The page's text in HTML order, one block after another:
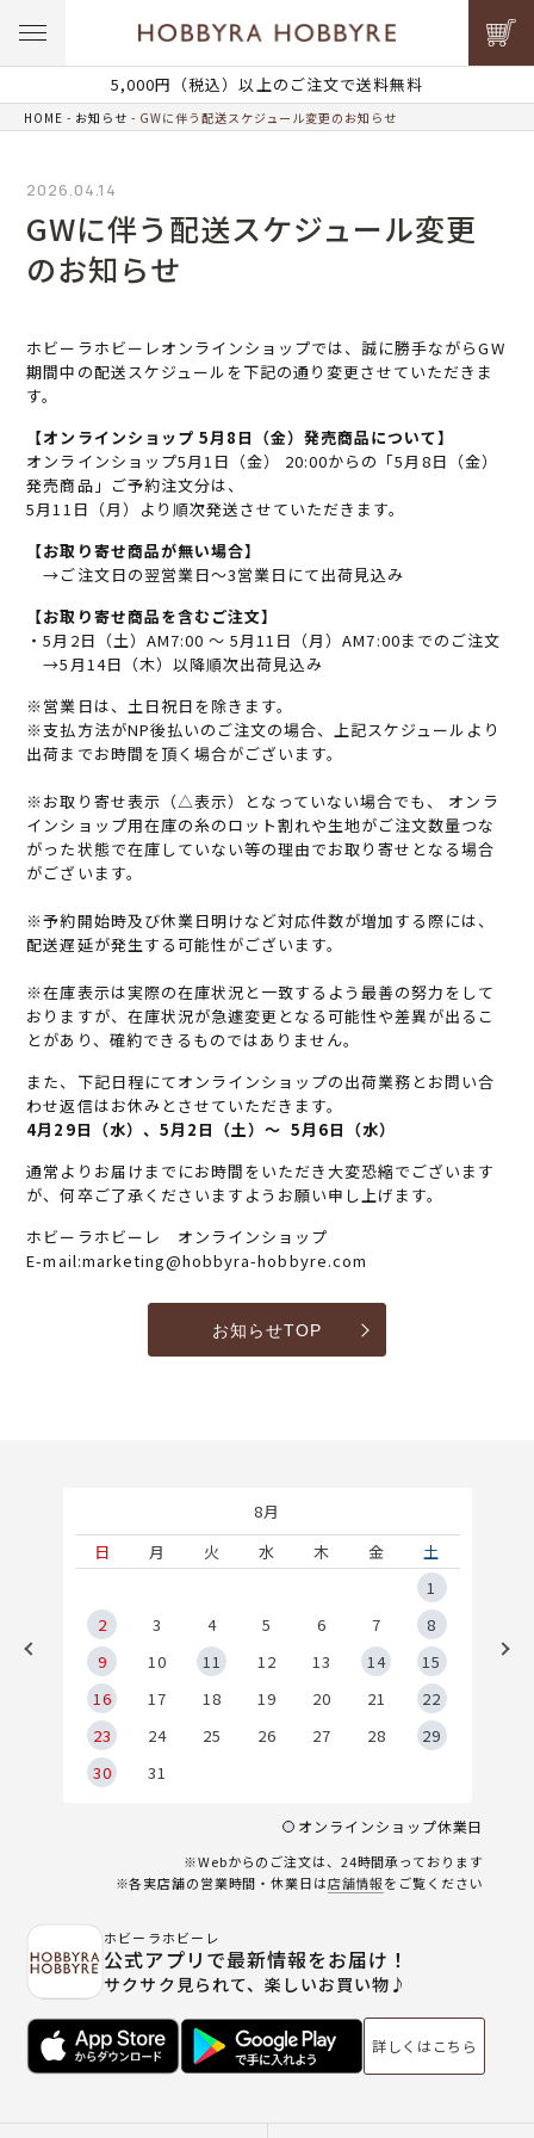
5,000円（税込）以上のご注文で送料無料
HOME お知らせ GWに伴う配送スケジュール変更のお知らせ
2026.04.14
GWに伴う配送スケジュール変更
のお知らせ
ホビーラホビーレオンラインショップでは、誠に勝手ながらGW
期間中の配送スケジュールを下記の通り変更させていただきま
す。
【オンラインショップ 5月8日（金）発売商品について】
オンラインショップ5月1日（金） 20:00からの「5月8日（金）
発売商品」ご予約注文分は、
5月11日（月）より順次発送させていただきます。
【お取り寄せ商品が無い場合】
→ご注文日の翌営業日～3営業日にて出荷見込み
【お取り寄せ商品を含むご注文】
・5月2日（土）AM7:00 ～ 5月11日（月）AM7:00までのご注文
→5月14日（木）以降順次出荷見込み
※営業日は、土日祝日を除きます。
※支払方法がNP後払いのご注文の場合、上記スケジュールより
出荷までお時間を頂く場合がございます。
※お取り寄せ表示（△表示）となっていない場合でも、 オンラ
インショップ用在庫の糸のロット割れや生地がご注文数量つな
がった状態で在庫していない等の理由でお取り寄せとなる場合
がございます。
※予約開始時及び休業日明けなど対応件数が増加する際には、
配送遅延が発生する可能性がございます。
※在庫表示は実際の在庫状況と一致するよう最善の努力をして
おりますが、在庫状況が急遽変更となる可能性や差異が出るこ
とがあり、確約できるものではありません。
また、下記日程にてオンラインショップの出荷業務とお問い合
わせ返信はお休みとさせていただきます。
4月29日（水）、5月2日（土）～ 5月6日（水）
通常よりお届けまでにお時間をいただき大変恐縮でございます
が、何卒ご了承くださいますようお願い申し上げます。
ホビーラホビーレ オンラインショップ
E-mail:marketing@hobbyra-hobbyre.com
お知らせTOP
8月
日
月 火 水 木 金
土
1
2
3 4 5 6 7
8
9
10 11 12 13 14
15
16
17 18 19 20 21
22
23
24 25 26 27 28
29
30
31
オンラインショップ休業日
※Webからのご注文は、24時間承っております
※各実店舗の営業時間・休業日は店舗情報をご覧ください
ホビーラホビーレ
公式アプリで最新情報をお届け！
サクサク見られて、楽しいお買い物♪
詳しくはこちら